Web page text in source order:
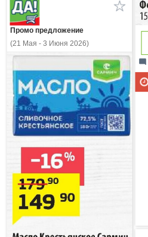
mode_comment
Промо предложение
(21 Мая - 3 Июня 2026)